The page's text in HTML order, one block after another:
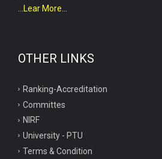
...Lear More...
OTHER LINKS
Ranking-Accreditation
Committes
NIRF
University - PTU
Terms & Condition